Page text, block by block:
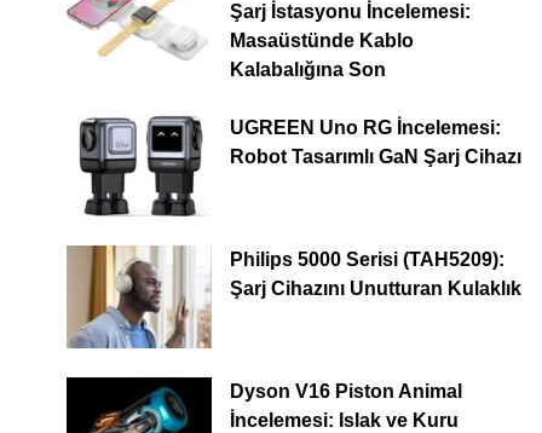
Şarj İstasyonu İncelemesi:
Masaüstünde Kablo
Kalabalığına Son
UGREEN Uno RG İncelemesi:
Robot Tasarımlı GaN Şarj Cihazı
Philips 5000 Serisi (TAH5209):
Şarj Cihazını Unutturan Kulaklık
Dyson V16 Piston Animal
İncelemesi: Islak ve Kuru